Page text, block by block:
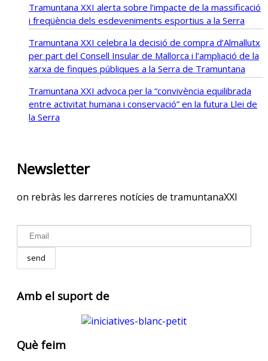
Tramuntana XXI alerta sobre l’impacte de la massificació
i freqüència dels esdeveniments esportius a la Serra
Tramuntana XXI celebra la decisió de compra d’Almallutx
per part del Consell Insular de Mallorca i l’ampliació de la
xarxa de finques públiques a la Serra de Tramuntana
Tramuntana XXI advoca per la “convivència equilibrada
entre activitat humana i conservació” en la futura Llei de
la Serra
Newsletter
on rebràs les darreres notícies de tramuntanaXXI
Amb el suport de
Què feim